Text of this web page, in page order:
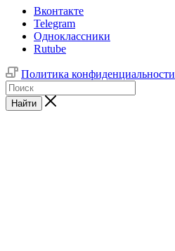
Вконтакте
Telegram
Одноклассники
Rutube
Политика конфиденциальности
Найти